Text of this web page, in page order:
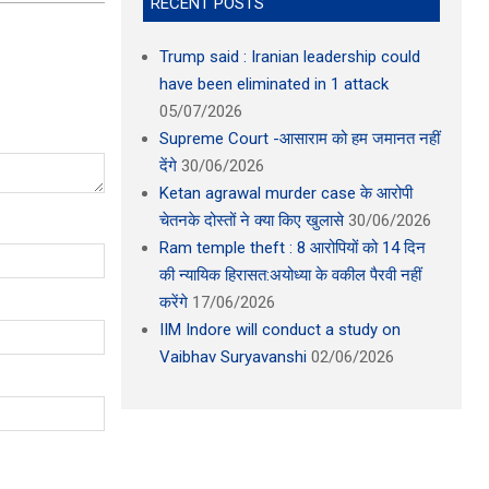
Trump said : Iranian leadership could
have been eliminated in 1 attack
05/07/2026
Supreme Court -आसाराम को हम जमानत नहीं
देंगे 30/06/2026
Ketan agrawal murder case के आरोपी
चेतनके दोस्तों ने क्या किए खुलासे 30/06/2026
Ram temple theft : 8 आरोपियों को 14 दिन
की न्यायिक हिरासत:अयोध्या के वकील पैरवी नहीं
करेंगे 17/06/2026
IIM Indore will conduct a study on
Vaibhav Suryavanshi 02/06/2026